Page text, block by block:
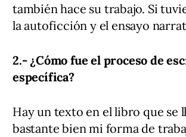
también hace su trabajo. Si
la autoficción y el ensayo
2.- ¿Cómo fue el proceso de
específica?
Hay un texto en el libro que se
bastante bien mi forma de